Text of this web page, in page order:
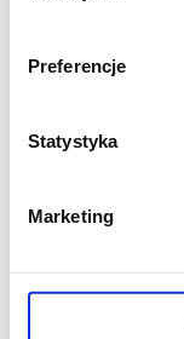
Preferencje
Statystyka
Marketing